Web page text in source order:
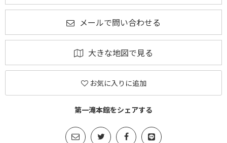
メールで問い合わせる
大きな地図で見る
お気に入りに追加
第一滝本館をシェアする